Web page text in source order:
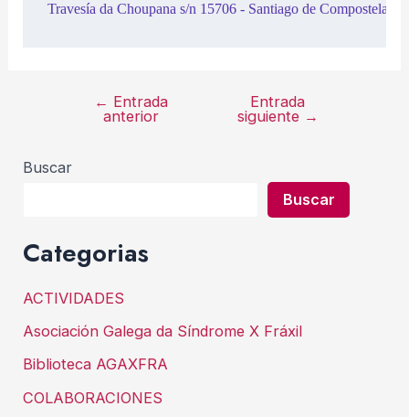
Travesía da Choupana s/n 15706 - Santiago de Compostela
Navegación
entradas
← Entrada
anterior
Entrada
siguiente →
Buscar
Buscar
Categorias
ACTIVIDADES
Asociación Galega da Síndrome X Fráxil
Biblioteca AGAXFRA
COLABORACIONES